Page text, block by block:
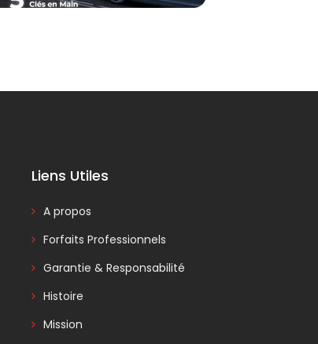
Liens Utiles
A propos
Forfaits Professionnels
Garantie & Responsabilité
Histoire
Mission